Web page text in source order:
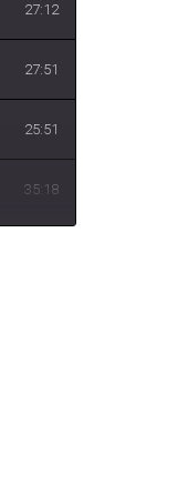
27:12
27:51
25:51
35:18